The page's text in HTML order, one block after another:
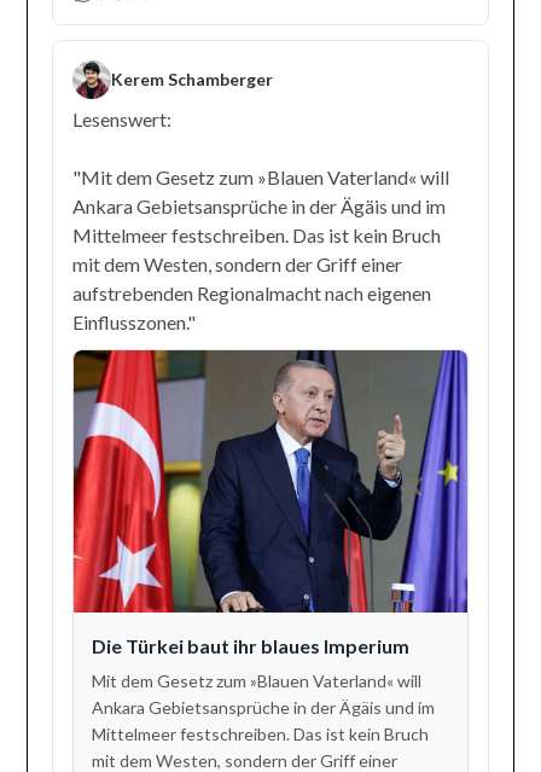
Kerem Schamberger
Lesenswert:
"Mit dem Gesetz zum »Blauen Vaterland« will
Ankara Gebietsansprüche in der Ägäis und im
Mittelmeer festschreiben. Das ist kein Bruch
mit dem Westen, sondern der Griff einer
aufstrebenden Regionalmacht nach eigenen
Einflusszonen."
Die Türkei baut ihr blaues Imperium
Mit dem Gesetz zum »Blauen Vaterland« will
Ankara Gebietsansprüche in der Ägäis und im
Mittelmeer festschreiben. Das ist kein Bruch
mit dem Westen, sondern der Griff einer